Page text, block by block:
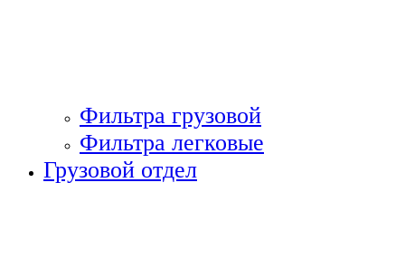
Фильтра грузовой
Фильтра легковые
Грузовой отдел